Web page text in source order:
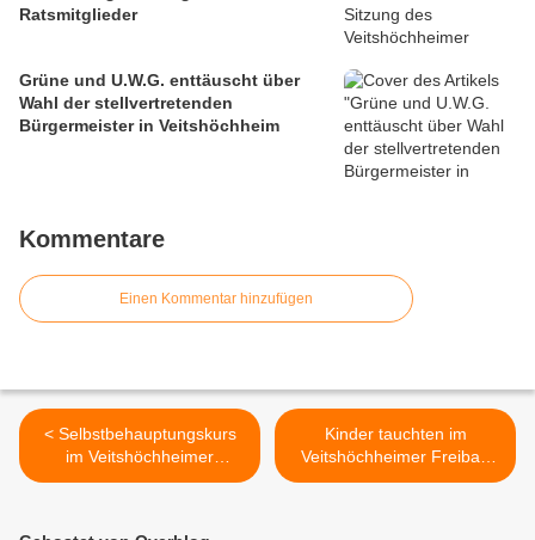
Ratsmitglieder
Grüne und U.W.G. enttäuscht über
Wahl der stellvertretenden
Bürgermeister in Veitshöchheim
Kommentare
Einen Kommentar hinzufügen
< Selbstbehauptungskurs
im Veitshöchheimer
Ferienprogramm
Kinder tauchten im
Veitshöchheimer Freibad
kräftig unter -